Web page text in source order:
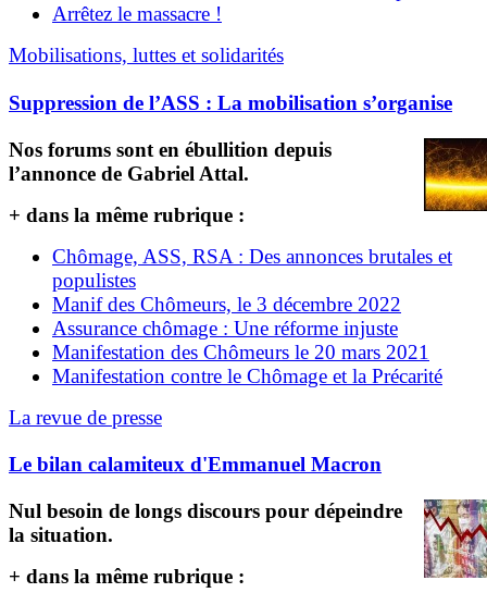
Arrêtez le massacre !
Mobilisations, luttes et solidarités
Suppression de l’ASS : La mobilisation s’organise
Nos forums sont en ébullition depuis
l’annonce de Gabriel Attal.
+ dans la même rubrique :
Chômage, ASS, RSA : Des annonces brutales et
populistes
Manif des Chômeurs, le 3 décembre 2022
Assurance chômage : Une réforme injuste
Manifestation des Chômeurs le 20 mars 2021
Manifestation contre le Chômage et la Précarité
La revue de presse
Le bilan calamiteux d'Emmanuel Macron
Nul besoin de longs discours pour dépeindre
la situation.
+ dans la même rubrique :